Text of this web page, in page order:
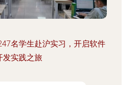
名学生赴沪实习，开启软件
发实践之旅